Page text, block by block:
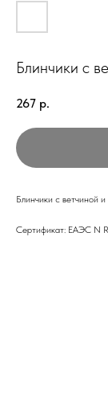
Блинчики с
267 р.
Блинчики с ветчиной
Сертификат: ЕАЭС N